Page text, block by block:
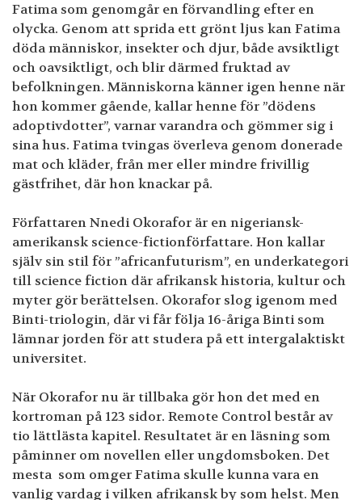
Fatima som genomgår en förvandling efter en
olycka. Genom att sprida ett grönt ljus kan Fatima
döda människor, insekter och djur, både avsiktligt
och oavsiktligt, och blir därmed fruktad av
befolkningen. Människorna känner igen henne när
hon kommer gående, kallar henne för ”dödens
adoptivdotter”, varnar varandra och gömmer sig i
sina hus. Fatima tvingas överleva genom donerade
mat och kläder, från mer eller mindre frivillig
gästfrihet, där hon knackar på.
Författaren Nnedi Okorafor är en nigeriansk-
amerikansk science-fictionförfattare. Hon kallar
själv sin stil för ”africanfuturism”, en underkategori
till science fiction där afrikansk historia, kultur och
myter gör berättelsen. Okorafor slog igenom med
Binti-triologin, där vi får följa 16-åriga Binti som
lämnar jorden för att studera på ett intergalaktiskt
universitet.
När Okorafor nu är tillbaka gör hon det med en
kortroman på 123 sidor. Remote Control består av
tio lättlästa kapitel. Resultatet är en läsning som
påminner om novellen eller ungdomsboken. Det
mesta som omger Fatima skulle kunna vara en
vanlig vardag i vilken afrikansk by som helst. Men